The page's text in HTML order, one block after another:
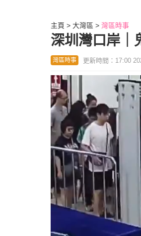
主頁 大灣區 灣區時事
深圳灣口岸｜
灣區時事 更新時間：17:00